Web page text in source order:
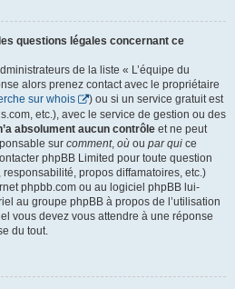
questions légales concernant ce
de la liste « L’équipe du
alors prenez contact avec le propriétaire
sur whois
) ou si un service gratuit est
etc.), avec le service de gestion ou des
absolument aucun contrôle et ne peut
sur comment, où ou par qui ce
phpBB Limited pour toute question
propos diffamatoires, etc.)
phpbb.com ou au logiciel phpBB lui-
au groupe phpBB à propos de l’utilisation
vous devez vous attendre à une réponse
du tout.